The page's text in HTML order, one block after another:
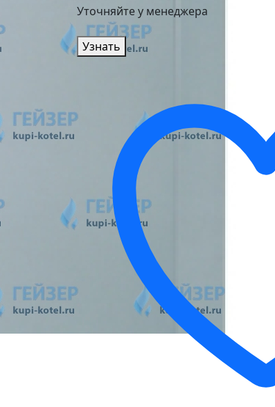
Уточняйте у менеджера
Узнать